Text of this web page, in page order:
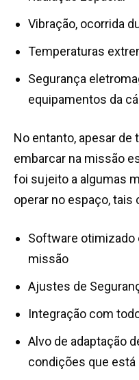
Vibração, ocorrida
Temperaturas
Segurança
equipamentos da
No entanto, apesar de
embarcar na missão
foi sujeito a algumas
operar no espaço, tais
Software otimizado
missão
Ajustes de
Integração com
Alvo de adaptação
condições que